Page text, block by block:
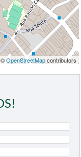
OpenStreetMapcontributors